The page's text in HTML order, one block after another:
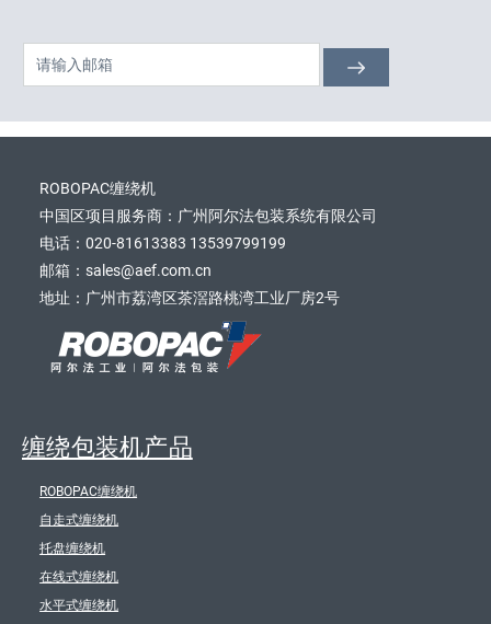
ROBOPAC缠绕机
中国区项目服务商：广州阿尔法包装系统有限公司
电话：020-81613383 13539799199
邮箱：sales@aef.com.cn
地址：广州市荔湾区茶滘路桃湾工业厂房2号
缠绕包装机产品
ROBOPAC缠绕机
自走式缠绕机
托盘缠绕机
在线式缠绕机
水平式缠绕机